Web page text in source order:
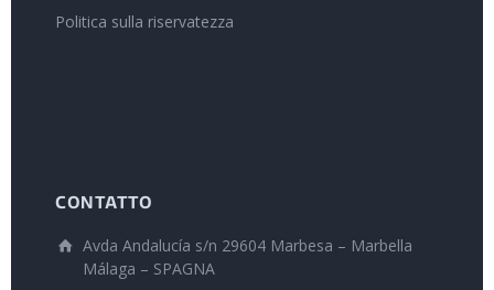
Politica sulla riservatezza
CONTATTO
Avda Andalucía s/n 29604 Marbesa – Marbella
Málaga – SPAGNA